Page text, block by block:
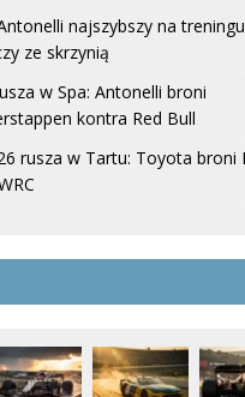
najszybszy na
ze skrzynią
w Spa: Antonelli broni
kontra Red Bull
rusza w Tartu: Toyota broni